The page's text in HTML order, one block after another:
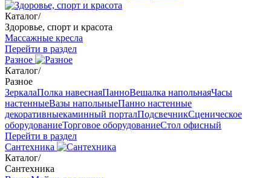
Каталог/
Здоровье, спорт и красота
Массажные кресла
Перейти в раздел
Разное
Каталог/
Разное
ЗеркалаПолка навеснаяПанноВешалка напольнаяЧасы
настенныеВазы напольныеПанно настенные
декоративныекаминный порталПодсвечникСценическое
оборудованиеТорговое оборудованиеСтол офисный
Перейти в раздел
Сантехника
Каталог/
Сантехника